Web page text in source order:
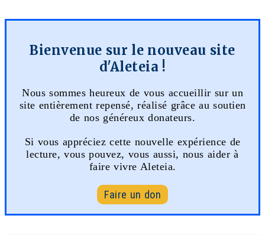
Bienvenue sur le nouveau site
d'Aleteia !
Nous sommes heureux de vous accueillir sur un
site entièrement repensé, réalisé grâce au soutien
de nos généreux donateurs.
Si vous appréciez cette nouvelle expérience de
lecture, vous pouvez, vous aussi, nous aider à
faire vivre Aleteia.
Faire un don